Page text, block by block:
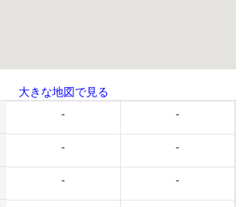
大きな地図で見る
-
-
-
-
-
-